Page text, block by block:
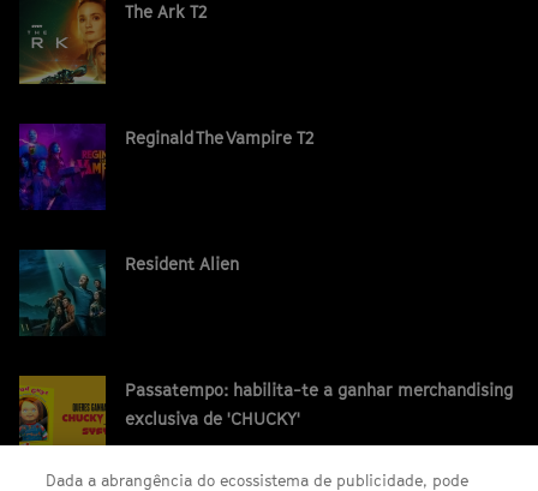
The Ark T2
Reginald The Vampire T2
Resident Alien
Passatempo: habilita-te a ganhar merchandising
exclusiva de 'CHUCKY'
Dada a abrangência do ecossistema de publicidade, pode